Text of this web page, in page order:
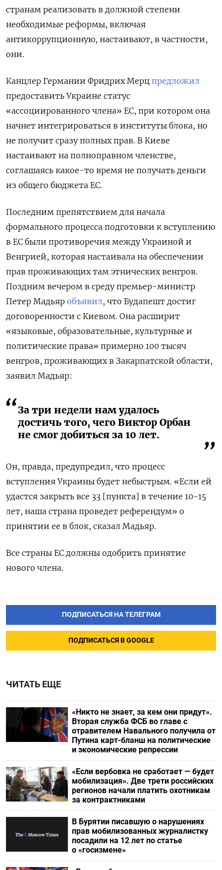
странам реализовать в должной степени
необходимые реформы, включая
антикоррупционную, настаивают, в частности,
они.
Канцлер Германии Фридрих Мерц предложил
предоставить Украине статус
«ассоциированного члена» ЕС, при котором она
начнет интегрироваться в институты блока, но
не получит сразу полных прав. В Киеве
настаивают на полноправном членстве,
соглашаясь какое-то время не получать деньги
из общего бюджета ЕС.
Последним препятствием для начала
формального процесса подготовки к вступлению
в ЕС были противоречия между Украиной и
Венгрией, которая настаивала на обеспечении
прав проживающих там этнических венгров.
Поздним вечером в среду премьер-министр
Петер Мадьяр объявил, что Будапешт достиг
договоренности с Киевом. Она расширит
«языковые, образовательные, культурные и
политические права» примерно 100 тысяч
венгров, проживающих в Закарпатской области,
заявил Мадьяр:
За три недели нам удалось
достичь того, чего Виктор Орбан
не смог добиться за 10 лет.
Он, правда, предупредил, что процесс
вступления Украины будет небыстрым. «Если ей
удастся закрыть все 33 [пункта] в течение 10-15
лет, наша страна проведет референдум» о
принятии ее в блок, сказал Мадьяр.
Все страны ЕС должны одобрить принятие
нового члена.
ПОДПИСАТЬСЯ НА ТЕЛЕГРАМ
ПОДПИСАТЬСЯ В GOOGLE
ЧИТАТЬ ЕЩЕ
«Никто не знает, за кем они придут».
Вторая служба ФСБ во главе с
отравителем Навального получила от
Путина карт-бланш на политические
и экономические репрессии
«Если вербовка не сработает — будет
мобилизация». Две трети российских
регионов начали платить охотникам
за контрактниками
В Бурятии писавшую о нарушениях
прав мобилизованных журналистку
посадили на 12 лет по статье
о «госизмене»